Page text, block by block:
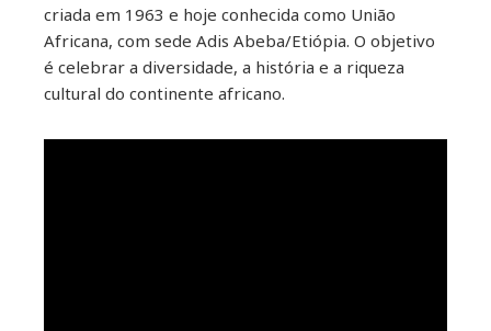
criada em 1963 e hoje conhecida como União
Africana, com sede Adis Abeba/Etiópia. O objetivo
é celebrar a diversidade, a história e a riqueza
cultural do continente africano.